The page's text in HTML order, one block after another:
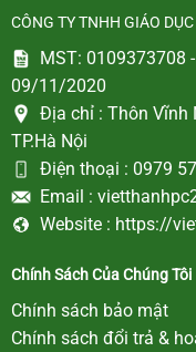
CÔNG TY TNHH GIÁO
MST: 0109373708
09/11/2020
Địa chỉ : Thôn Vĩnh
TP.Hà Nội
Điện thoại : 0979
Email :
Website : https://
Chính Sách Của Chúng Tôi
Chính sách bảo mật
Chính sách đổi trả &